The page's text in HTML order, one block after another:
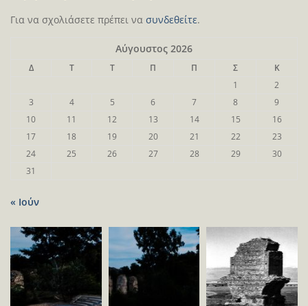
Για να σχολιάσετε πρέπει να συνδεθείτε.
Αύγουστος 2026
Δ Τ Τ Π Π Σ
Κ
1
2
3
4 5 6 7 8
9
10
11 12 13 14 15
16
17
18 19 20 21 22
23
24
25 26 27 28 29
30
31
« Ιούν